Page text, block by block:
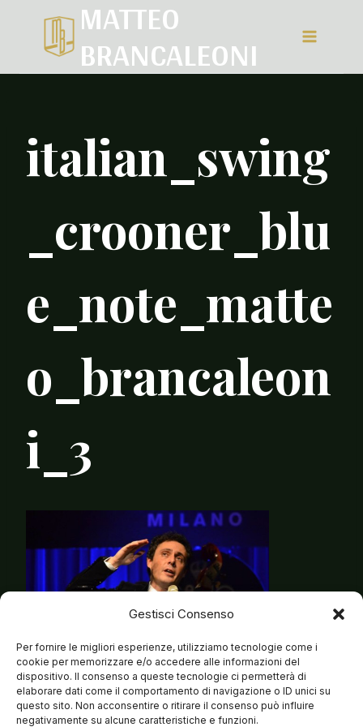
Gestisci Consenso
Per fornire le migliori esperienze, utilizziamo tecnologie come i
cookie per memorizzare e/o accedere alle informazioni del
dispositivo. Il consenso a queste tecnologie ci permetterà di
elaborare dati come il comportamento di navigazione o ID unici su
questo sito. Non acconsentire o ritirare il consenso può influire
negativamente su alcune caratteristiche e funzioni.
MATTEO
BRANCALEONI
italian_swing
_crooner_blu
e_note_matte
o_brancaleon
i_3